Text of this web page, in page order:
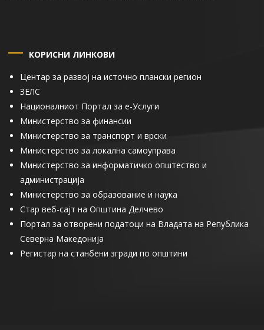
КОРИСНИ ЛИНКОВИ
Центар за развој на источно плански регион
ЗЕЛС
Националниот Портал за е-Услуги
Министерство за финансии
Министерство за транспорт и врски
Министерство за локална самоуправа
Министерство за информатичко општество и
администрација
Министерство за образование и наука
Стар веб-сајт на Општина Делчево
Портал за отворени податоци на Владата на Република
Северна Македонија
Регистар на станбени згради по општини